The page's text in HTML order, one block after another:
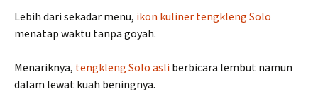
Lebih dari sekadar menu, ikon kuliner tengkleng Solo
menatap waktu tanpa goyah.
Menariknya, tengkleng Solo asli berbicara lembut namun
dalam lewat kuah beningnya.